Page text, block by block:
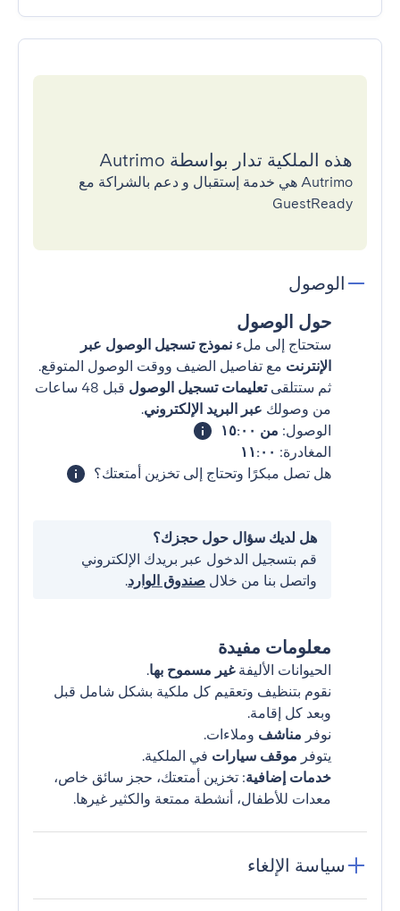
هذه الملكية تدار بواسطة Autrimo
Autrimo هي خدمة إستقبال و دعم بالشراكة مع
GuestReady
الوصول
حول الوصول
ستحتاج إلى ملء نموذج تسجيل الوصول عبر
الإنترنت مع تفاصيل الضيف ووقت الوصول المتوقع.
ثم ستتلقىتعليمات تسجيل الوصول
قبل 48 ساعات
من وصولك عبر البريد الإلكتروني.
الوصول: من ١٥:٠٠
المغادرة: ١١:٠٠
هل تصل مبكرًا وتحتاج إلى تخزين أمتعتك؟
هل لديك سؤال حول حجزك؟
قم بتسجيل الدخول عبر بريدك الإلكتروني
واتصل بنا من خلال صندوق الوارد.
معلومات مفيدة
الحيوانات الأليفةغير مسموح بها.
نقوم بتنظيف وتعقيم كل ملكية بشكل شامل قبل
وبعد كل إقامة.
نوفر مناشف وملاءات.
يتوفر موقف سيارات في الملكية.
خدمات إضافية: تخزين أمتعتك، حجز سائق خاص،
معدات للأطفال، أنشطة ممتعة والكثير غيرها.
سياسة الإلغاء